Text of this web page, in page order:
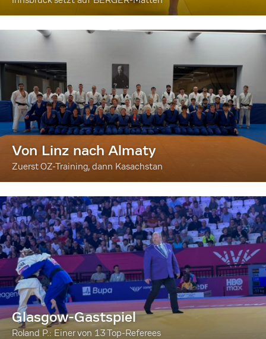
Von Linz nach Almaty
Zuerst OZ-Training, dann Kasachstan
Glasgow-Gastspiel
Roland P.: Einer von 13 Top-Referees